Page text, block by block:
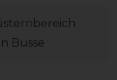
Busse